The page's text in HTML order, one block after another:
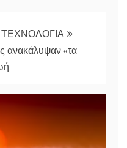
ΤΕΧΝΟΛΟΓΙΑ
ανακάλυψαν «τα